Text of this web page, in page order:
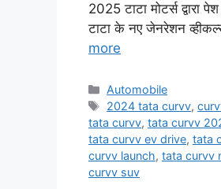
2025 टाटा मोटर्स
टाटा के नए जेनरेशन
more
Categories
Automobile
Tags
2024 tata curvv,
tata curvv, tata curvv
tata curvv ev drive, tata
curvv launch, tata curvv
curvv suv